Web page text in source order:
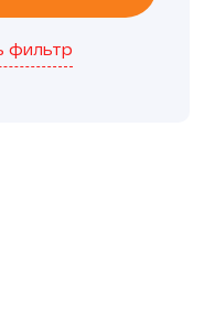
фильтр